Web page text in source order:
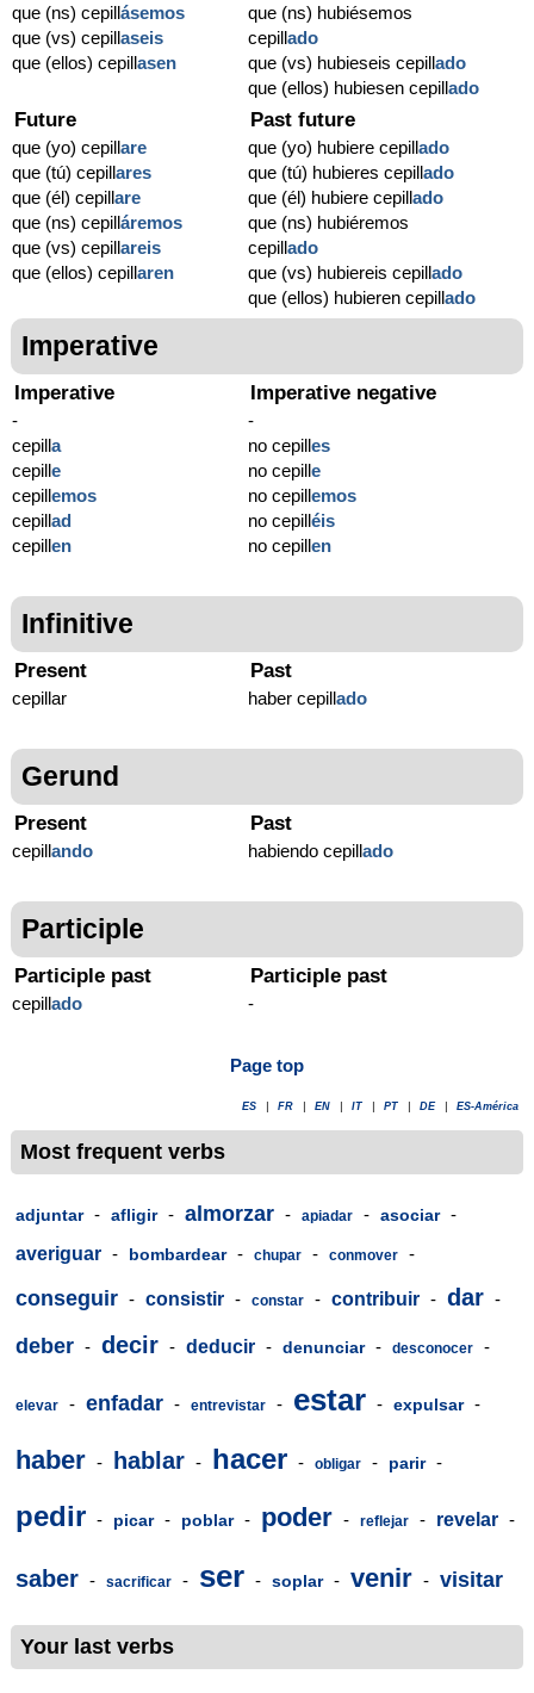
que (ns) cepillásemos
que (vs) cepillaseis
que (ellos) cepillasen
que (ns) hubiésemos
cepillado
que (vs) hubieseis cepillado
que (ellos) hubiesen cepillado
Future
que (yo) cepillare
que (tú) cepillares
que (él) cepillare
que (ns) cepilláremos
que (vs) cepillareis
que (ellos) cepillaren
Past future
que (yo) hubiere cepillado
que (tú) hubieres cepillado
que (él) hubiere cepillado
que (ns) hubiéremos
cepillado
que (vs) hubiereis cepillado
que (ellos) hubieren cepillado
Imperative
Imperative
-
cepilla
cepille
cepillemos
cepillad
cepillen
Imperative negative
-
no cepilles
no cepille
no cepillemos
no cepilléis
no cepillen
Infinitive
Present
cepillar
Past
haber cepillado
Gerund
Present
cepillando
Past
habiendo cepillado
Participle
Participle past
cepillado
Participle past
-
Page top
ES FR EN IT PT DE ES-América
Most frequent verbs
adjuntar - afligir - almorzar - apiadar - asociar -
averiguar - bombardear - chupar - conmover -
conseguir - consistir - constar - contribuir - dar -
deber - decir - deducir - denunciar - desconocer -
elevar - enfadar - entrevistar - estar - expulsar -
haber - hablar - hacer - obligar - parir -
pedir - picar - poblar - poder - reflejar - revelar -
saber - sacrificar - ser - soplar - venir - visitar
Your last verbs